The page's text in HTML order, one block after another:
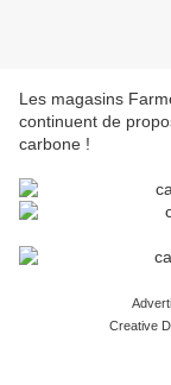
Les magasins
continuent de
carbone !
Creative